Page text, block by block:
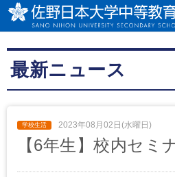
最新ニュース
2023年08月02日(水曜日)
【6年生】校内セミ